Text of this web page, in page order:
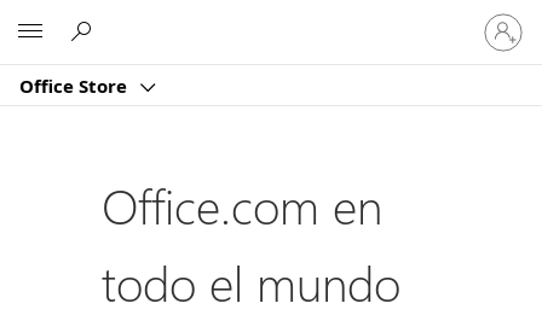
Office Store
Iniciar
sesión
en
cuenta
Office.com en
todo el mundo